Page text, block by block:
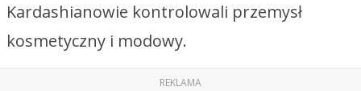
Kardashianowie kontrolowali przemysł
kosmetyczny i modowy.
REKLAMA